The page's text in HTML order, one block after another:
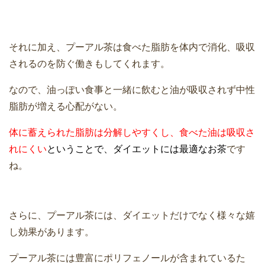
それに加え、プーアル茶は食べた脂肪を体内で消化、吸収
されるのを防ぐ働きもしてくれます。
なので、油っぽい食事と一緒に飲むと油が吸収されず中性
脂肪が増える心配がない。
体に蓄えられた脂肪は分解しやすくし、食べた油は吸収さ
れにくいということで、ダイエットには最適なお茶です
ね。
さらに、プーアル茶には、ダイエットだけでなく様々な嬉
し効果があります。
プーアル茶には豊富にポリフェノールが含まれているた